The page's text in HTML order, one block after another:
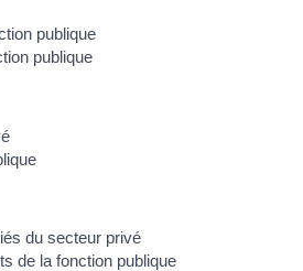
publique
publique
du secteur privé
de la fonction publique